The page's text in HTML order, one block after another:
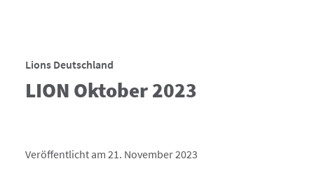
Lions Deutschland
LION Oktober 2023
Veröffentlicht am 21. November 2023